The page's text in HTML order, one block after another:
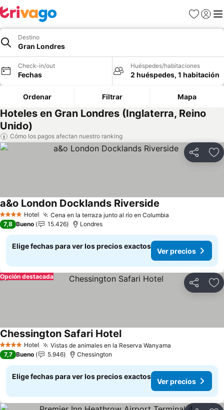
Favoritos
Iniciar
Destino
Gran Londres
Check-in/out
Fechas
Huéspedes/habitaciones
2 huéspedes, 1 habitación
Ordenar Filtrar Mapa
Hoteles en Gran Londres (Inglaterra, Reino
Unido)
Cómo los pagos afectan nuestro ranking
Compartir
4 EstrellasHotel Cena en la terraza junto al río en Columbia
a&o London Docklands Riverside
7,8 Bueno 15.426 Londres
Elige fechas para ver los precios exactos
Ver precios
Compartir
Opción destacada
4 EstrellasHotel Vistas de animales en la Reserva Wanyama
Chessington Safari Hotel
7,7 Bueno 5.946 Chessington
Elige fechas para ver los precios exactos
Ver precios